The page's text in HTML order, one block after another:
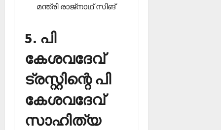
മന്ത്രി രാജ്‌നാഥ് സിങ്‌
5. പി
കേശവദേവ്
ട്രസ്റ്റിന്റെ പി
കേശവദേവ്
സാഹിത്യ